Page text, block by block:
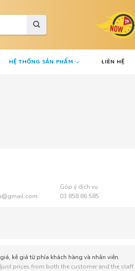
HỆ THỐNG SẢN PHẨM LIÊN HỆ
Góp ý dịch vụ
03 858 86 585
kê giá từ phía khách hàng và nhân viên.
prices from both the customer and the staff.